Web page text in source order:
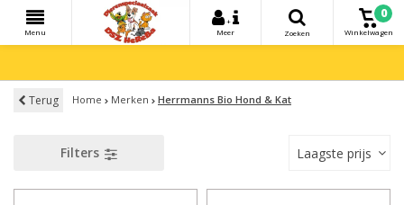
Menu
+
Meer
Zoeken
0
Winkelwagen
Terug Home Merken Herrmanns Bio Hond & Kat
Filters Laagste prijs